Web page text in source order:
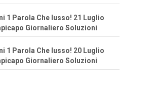
1 Parola Che lusso! 21 Luglio
Giornaliero Soluzioni
1 Parola Che lusso! 20 Luglio
Giornaliero Soluzioni